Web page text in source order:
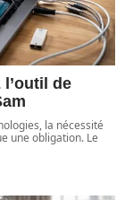
de
la nécessité
une obligation. Le